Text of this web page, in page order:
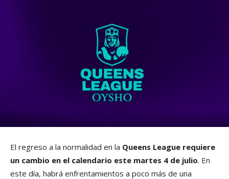
El regreso a la normalidad en la Queens League requiere
un cambio en el calendario este martes 4 de julio. En
este día, habrá enfrentamientos a poco más de una